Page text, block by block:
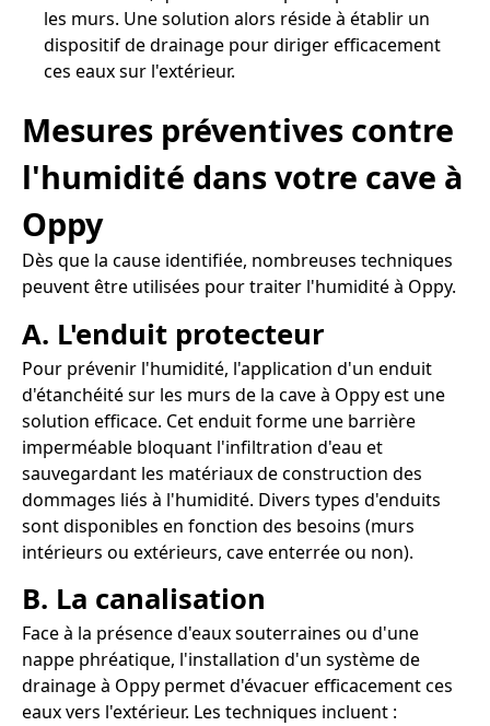
les murs. Une solution alors réside à établir un
dispositif de drainage pour diriger efficacement
ces eaux sur l'extérieur.
Mesures préventives contre
l'humidité dans votre cave à
Oppy
Dès que la cause identifiée, nombreuses techniques
peuvent être utilisées pour traiter l'humidité à Oppy.
A. L'enduit protecteur
Pour prévenir l'humidité, l'application d'un enduit
d'étanchéité sur les murs de la cave à Oppy est une
solution efficace. Cet enduit forme une barrière
imperméable bloquant l'infiltration d'eau et
sauvegardant les matériaux de construction des
dommages liés à l'humidité. Divers types d'enduits
sont disponibles en fonction des besoins (murs
intérieurs ou extérieurs, cave enterrée ou non).
B. La canalisation
Face à la présence d'eaux souterraines ou d'une
nappe phréatique, l'installation d'un système de
drainage à Oppy permet d'évacuer efficacement ces
eaux vers l'extérieur. Les techniques incluent :